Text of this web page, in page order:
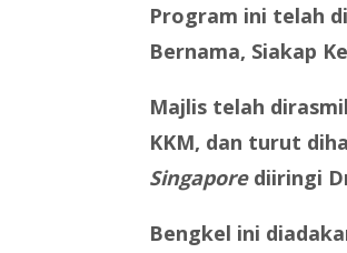
Program ini telah
Bernama, Siakap
Majlis telah
KKM, dan turut
Singaporediiringi
Bengkel ini